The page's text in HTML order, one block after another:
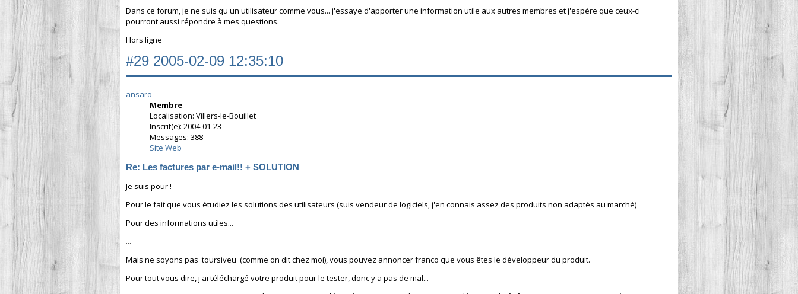
Dans ce forum, je ne suis qu'un utilisateur comme vous... j'essaye d'apporter une information utile aux autres membres et j'espère que ceux-ci
pourront aussi répondre à mes questions.
Hors ligne
#29 2005-02-09 12:35:10
ansaro
Membre
Localisation: Villers-le-Bouillet
Inscrit(e): 2004-01-23
Messages: 388
Site Web
Re: Les factures par e-mail!! + SOLUTION
Je suis pour !
Pour le fait que vous étudiez les solutions des utilisateurs (suis vendeur de logiciels, j'en connais assez des produits non adaptés au marché)
Pour des informations utiles...
...
Mais ne soyons pas 'toursiveu' (comme on dit chez moi), vous pouvez annoncer franco que vous êtes le développeur du produit.
Pour tout vous dire, j'ai téléchargé votre produit pour le tester, donc y'a pas de mal...